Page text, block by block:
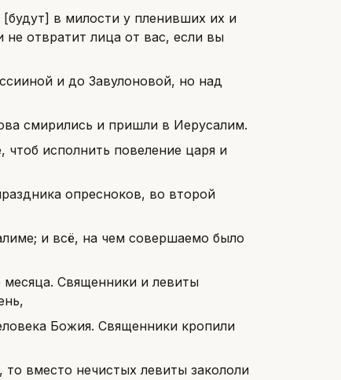
в милости у пленивших их и
отвратит лица от вас, если вы
и до Завулоновой, но над
смирились и пришли в Иерусалим.
исполнить повеление царя и
опресноков, во второй
и всё, на чем совершаемо было
месяца. Священники и левиты
Божия. Священники кропили
то вместо нечистых левиты закололи